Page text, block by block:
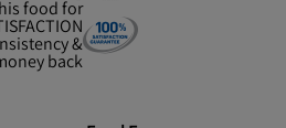
food for
&
back.